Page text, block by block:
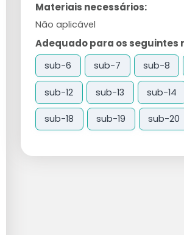
Materiais necessários:
Não aplicável
Adequado para os seguintes
sub-6 sub-7 sub-8
sub-12 sub-13 sub-14
sub-18 sub-19 sub-20